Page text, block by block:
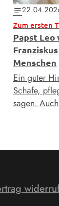
notes
Zum ersten
Papst
Menschen
Ein guter
Schafe,
sagen.